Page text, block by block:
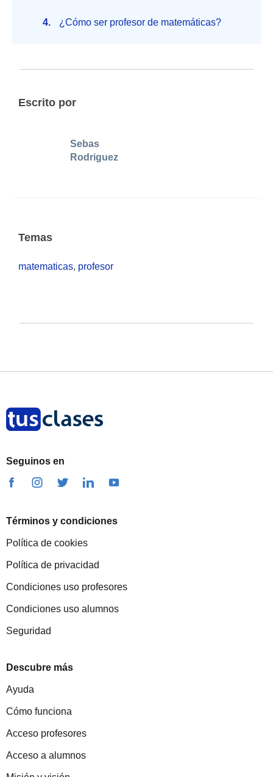
¿Cómo ser profesor de matemáticas?
Escrito por
Sebas
Rodriguez
Temas
matematicas, profesor
Seguinos en
Términos y condiciones
Política de cookies
Política de privacidad
Condiciones uso profesores
Condiciones uso alumnos
Seguridad
Descubre más
Ayuda
Cómo funciona
Acceso profesores
Acceso a alumnos